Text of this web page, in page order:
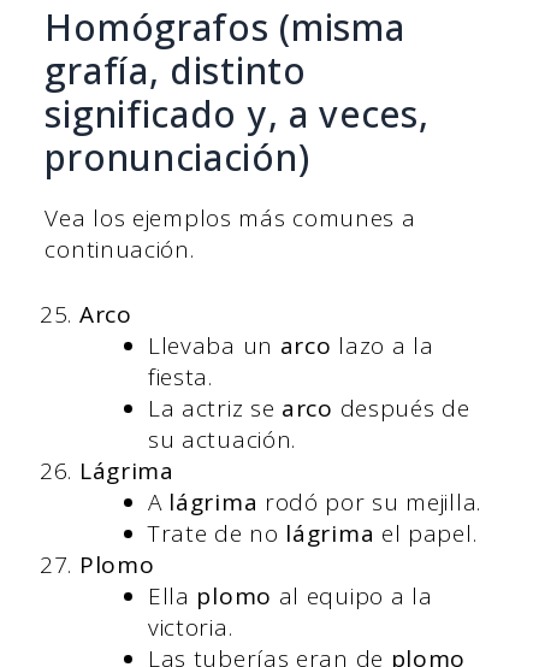
Homógrafos (misma
grafía, distinto
significado y, a veces,
pronunciación)
Vea los ejemplos más comunes a
continuación.
Arco
Llevaba un arco lazo a la
fiesta.
La actriz se arco después de
su actuación.
Lágrima
A lágrima rodó por su mejilla.
Trate de no lágrima el papel.
Plomo
Ella plomo al equipo a la
victoria.
Las tuberías eran de plomo